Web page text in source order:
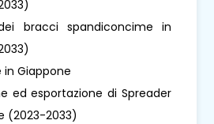
bracci spandiconcime in
in Giappone
ed esportazione di Spreader
(2023-2033)